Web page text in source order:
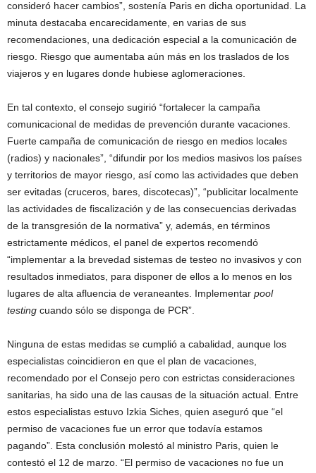
consideró hacer cambios”, sostenía Paris en dicha oportunidad. La
minuta destacaba encarecidamente, en varias de sus
recomendaciones, una dedicación especial a la comunicación de
riesgo. Riesgo que aumentaba aún más en los traslados de los
viajeros y en lugares donde hubiese aglomeraciones.
En tal contexto, el consejo sugirió “fortalecer la campaña
comunicacional de medidas de prevención durante vacaciones.
Fuerte campaña de comunicación de riesgo en medios locales
(radios) y nacionales”, “difundir por los medios masivos los países
y territorios de mayor riesgo, así como las actividades que deben
ser evitadas (cruceros, bares, discotecas)”, “publicitar localmente
las actividades de fiscalización y de las consecuencias derivadas
de la transgresión de la normativa” y, además, en términos
estrictamente médicos, el panel de expertos recomendó
“implementar a la brevedad sistemas de testeo no invasivos y con
resultados inmediatos, para disponer de ellos a lo menos en los
lugares de alta afluencia de veraneantes. Implementar pool
testing cuando sólo se disponga de PCR”.
Ninguna de estas medidas se cumplió a cabalidad, aunque los
especialistas coincidieron en que el plan de vacaciones,
recomendado por el Consejo pero con estrictas consideraciones
sanitarias, ha sido una de las causas de la situación actual. Entre
estos especialistas estuvo Izkia Siches, quien aseguró que “el
permiso de vacaciones fue un error que todavía estamos
pagando”. Esta conclusión molestó al ministro Paris, quien le
contestó el 12 de marzo. “El permiso de vacaciones no fue un